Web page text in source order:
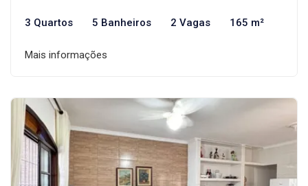
3 Quartos 5 Banheiros 2 Vagas 165 m²
Mais informações